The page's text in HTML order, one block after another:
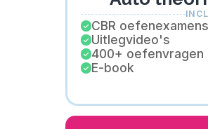
CBR oefenexamens
Uitlegvideo's
400+ oefenvragen
E-book